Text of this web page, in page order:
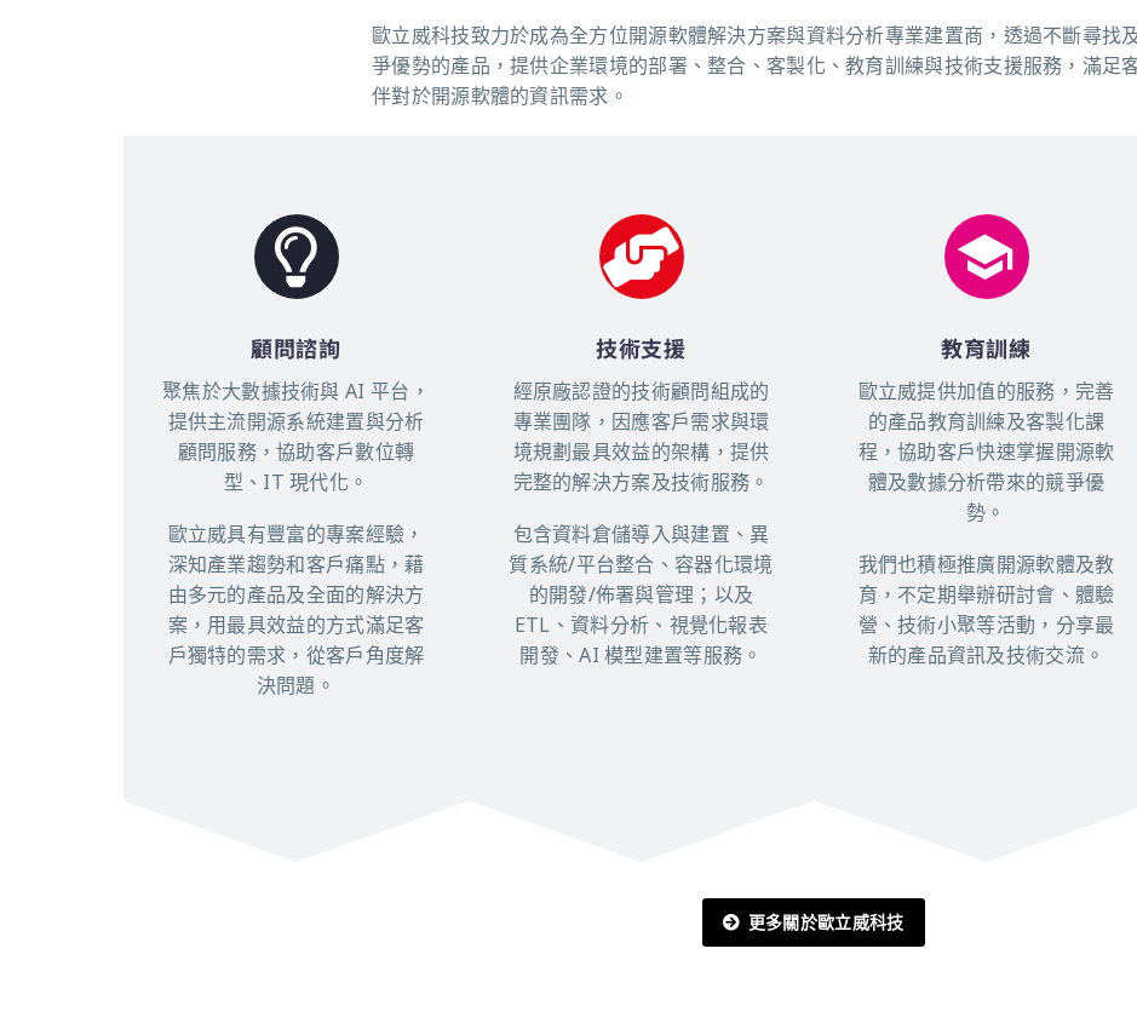
歐立威科技致力於成為全方位開源軟體解決方案與資料分析專業建置商，透過不斷尋找
爭優勢的產品，提供企業環境的部署、整合、客製化、教育訓練與技術支援服務，滿足
伴對於開源軟體的資訊需求。
Look No Further. Our Meticulously Selected List Of Top-Rated Casinos Caters
The Discerning Arab Player, Offering A Diverse Range Of Games From Slots To
Tables, All Within A Secure And Culturally Respectful Environment. Step Into A
Fortune Favors The Bold, And Your Next Big Win Is Just A Click Away. Explore
زر الصفحةAnd Start Your Journey Towards Winning Big Today!
顧問諮詢
聚焦於大數據技術與 AI 平台，
提供主流開源系統建置與分析
顧問服務，協助客戶數位轉
型、IT 現代化。
歐立威具有豐富的專案經驗，
深知產業趨勢和客戶痛點，藉
由多元的產品及全面的解決方
案，用最具效益的方式滿足客
戶獨特的需求，從客戶角度解
決問題。
技術支援
經原廠認證的技術顧問組成的
專業團隊，因應客戶需求與環
境規劃最具效益的架構，提供
完整的解決方案及技術服務。
包含資料倉儲導入與建置、異
質系統/平台整合、容器化環境
的開發/佈署與管理；以及
ETL、資料分析、視覺化報表
開發、AI 模型建置等服務。
教育訓練
歐立威提供加值的服務，完善
的產品教育訓練及客製化課
程，協助客戶快速掌握開源軟
體及數據分析帶來的競爭優
勢。
我們也積極推廣開源軟體及教
育，不定期舉辦研討會、體驗
營、技術小聚等活動，分享最
新的產品資訊及技術交流。
更多關於歐立威科技